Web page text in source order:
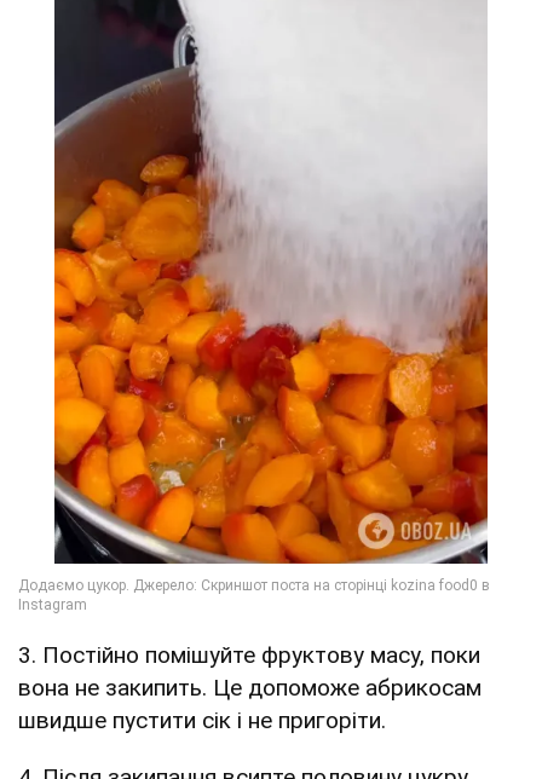
3. Постійно помішуйте фруктову масу, поки
вона не закипить. Це допоможе абрикосам
швидше пустити сік і не пригоріти.